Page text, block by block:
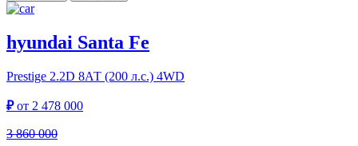
hyundai Santa Fe
Prestige 2.2D 8АТ (200 л.с.) 4WD
₽от 2 478 000
3 860 000